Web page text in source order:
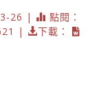
26 |
點閱：
|
下載：